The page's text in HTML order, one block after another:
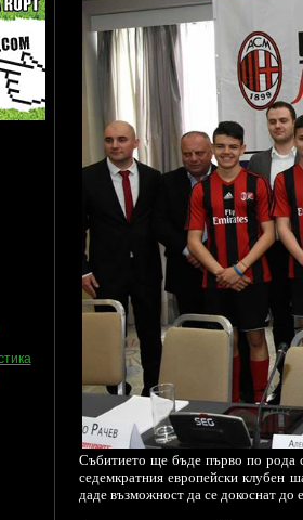
Събитието ще бъде първо по рода
седемкратния европейски
даде възможност да се докоснат